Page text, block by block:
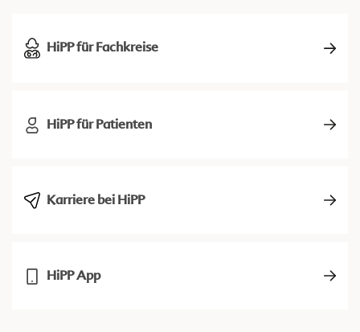
HiPP für Fachkreise
HiPP für Patienten
Karriere bei HiPP
HiPP App